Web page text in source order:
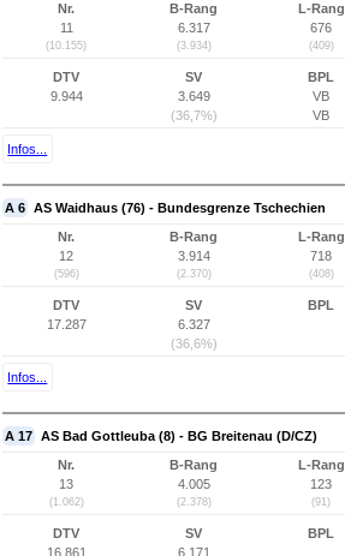
Nr.
11
(10.155)
B-Rang
6.317
(3.934)
L-Rang
676
(409)
DTV
9.944
SV
3.649
(36,7%)
BPL
VB
VB
Infos...
A 6 AS Waidhaus (76) - Bundesgrenze Tschechien
Nr.
12
(596)
B-Rang
3.914
(2.370)
L-Rang
718
(408)
DTV
17.287
SV
6.327
(36,6%)
BPL
Infos...
A 17 AS Bad Gottleuba (8) - BG Breitenau (D/CZ)
Nr.
13
(1.062)
B-Rang
4.005
(2.378)
L-Rang
123
(91)
DTV
16.861
SV
6.171
BPL